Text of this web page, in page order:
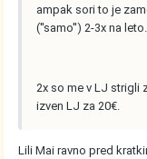
ampak sori to je
(''samo'') 2-3x na leto.
2x so me v LJ strigli
izven LJ za 20€.
Lili Mai ravno pred